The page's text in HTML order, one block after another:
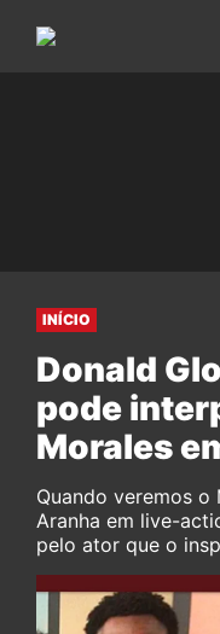
INÍCIO
Donald
pode
Morales
Quando veremos
Aranha em live-
pelo ator que o